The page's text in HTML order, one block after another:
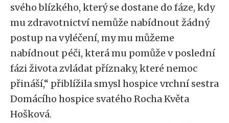
svého blízkého, který se dostane do fáze, kdy
mu zdravotnictví nemůže nabídnout žádný
postup na vyléčení, my mu můžeme
nabídnout péči, která mu pomůže v poslední
fázi života zvládat příznaky, které nemoc
přináší,“ přiblížila smysl hospice vrchní sestra
Domácího hospice svatého Rocha Květa
Hošková.